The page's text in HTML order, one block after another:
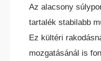
Az alacsony
tartalék stabilabb
Ez kültéri
mozgatásánál is